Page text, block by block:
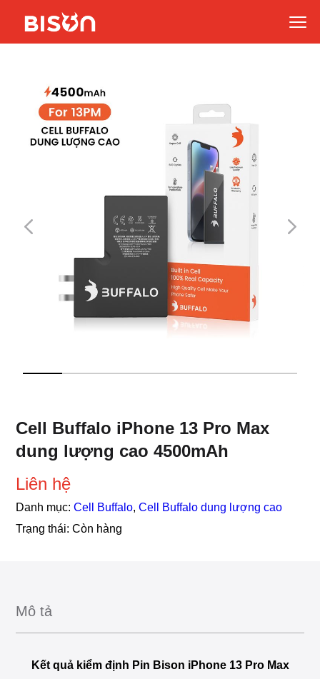
Cell Buffalo iPhone 13 Pro Max
dung lượng cao 4500mAh
Liên hệ
Danh mục:Cell Buffalo,Cell Buffalo dung lượng cao
Trạng thái:Còn hàng
Mô tả
Kết quả kiểm định Pin Bison iPhone 13 Pro Max